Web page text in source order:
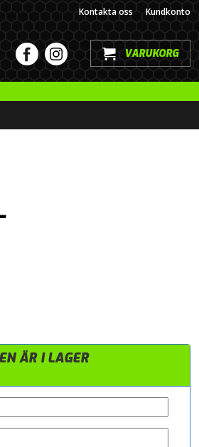
Kontakta oss Kundkonto
VARUKORG
ÄR I LAGER